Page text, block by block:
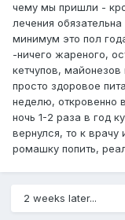
чему мы пришли -
лечения
минимум это пол
-ничего жареного,
кетчупов,
просто здоровое
неделю, откровенно
ночь 1-2 раза в год
вернулся, то к
ромашку попить,
2 weeks later...